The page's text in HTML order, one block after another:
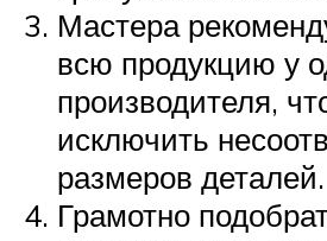
Мастера
всю продукцию у
производителя,
исключить
размеров деталей.
Грамотно